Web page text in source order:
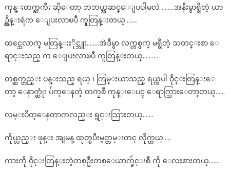
ကုန္းတက္ႀကီး ဆိုေတာ့ ဘဘယ္အဆင္ေျပပါ့မလဲ ……..အနီးမွာရွိတဲ့ ယာ
ဥ္ထိန္းရဲက ေျပးလာၿပီ ကူတြန္းတယ္……..
ထင္သေလာက္ မတြန္းႏိုင္ဘူး……..အဲဒီမွာ လက္တစ္ဖက္ မရွိတဲ့ သတင္းစာ ေ
ရာင္းသည္ က ေျပးလာၿပီ ကူတြန္းတယ္……….
တစ္ဆက္တည္း ပန္းသည္ ရယ္ ၊ ကြမ္းယာသည္ ရယ္ကပါ ဝိုင္းတြန္းေ
တာ့ ေနာက္ဆုံး ပ်က္ေနတဲ့ တကၠစီ ကုန္းေပၚ ေရာက္သြားေတာ့တယ္……
လမ္းပိတ္ေနတာကလည္း ရွင္းသြားတယ္…….
ကိုယ္လည္း ဖုန္း အျမန္ ထုတ္ၿပီးမွတ္တမ္းတင္ လိုက္တယ္…..
ကားကို ဝိုင္းတြန္းတဲ့တစ္ဦးတစ္ေယာက္ခ်င္းစီ ကို ေလးစားတယ္…….